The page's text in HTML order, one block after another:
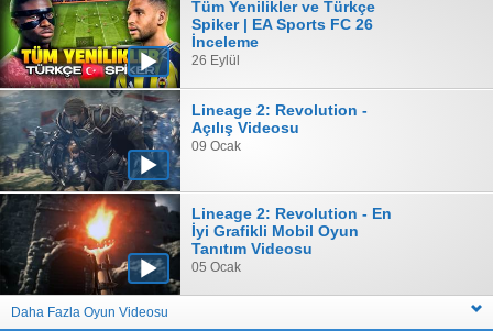
Tüm Yenilikler ve Türkçe
Spiker | EA Sports FC 26
İnceleme
26 Eylül
Lineage 2: Revolution -
Açılış Videosu
09 Ocak
Lineage 2: Revolution - En
İyi Grafikli Mobil Oyun
Tanıtım Videosu
05 Ocak
Daha Fazla Oyun Videosu